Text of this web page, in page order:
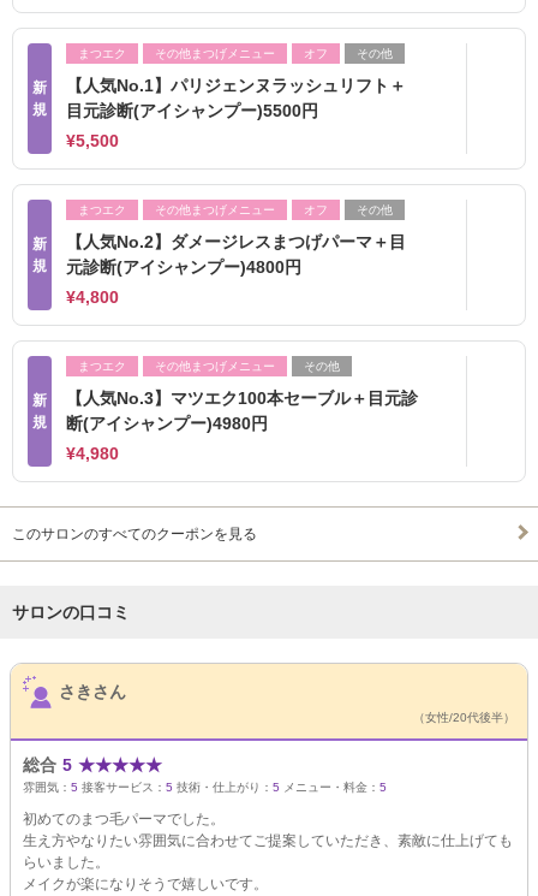
新
規
まつエク その他まつげメニュー オフ その他
【人気No.1】パリジェンヌラッシュリフト＋
目元診断(アイシャンプー)5500円
¥5,500
新
規
まつエク その他まつげメニュー オフ その他
【人気No.2】ダメージレスまつげパーマ＋目
元診断(アイシャンプー)4800円
¥4,800
新
規
まつエク その他まつげメニュー その他
【人気No.3】マツエク100本セーブル＋目元診
断(アイシャンプー)4980円
¥4,980
このサロンのすべてのクーポンを見る
サロンの口コミ
サロンPick Up
さきさん
（女性/20代後半）
総合 5 ★★★★★
雰囲気： 5 接客サービス： 5 技術・仕上がり： 5 メニュー・料金： 5
初めてのまつ毛パーマでした。
生え方やなりたい雰囲気に合わせてご提案していただき、素敵に仕上げても
らいました。
メイクが楽になりそうで嬉しいです。